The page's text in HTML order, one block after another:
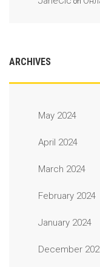
ARCHIVES
May 2024
April 2024
March 2024
February 2024
January 2024
December